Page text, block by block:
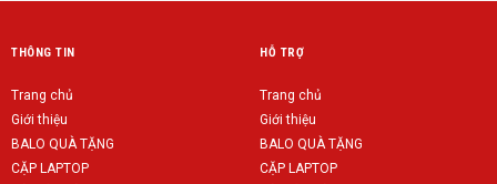
THÔNG TIN
Trang chủ
Giới thiệu
BALO QUÀ TẶNG
CẶP LAPTOP
HỖ TRỢ
Trang chủ
Giới thiệu
BALO QUÀ TẶNG
CẶP LAPTOP